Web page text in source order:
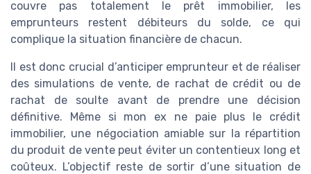
couvre pas totalement le prêt immobilier, les
emprunteurs restent débiteurs du solde, ce qui
complique la situation financière de chacun.
Il est donc crucial d’anticiper emprunteur et de réaliser
des simulations de vente, de rachat de crédit ou de
rachat de soulte avant de prendre une décision
définitive. Même si mon ex ne paie plus le crédit
immobilier, une négociation amiable sur la répartition
du produit de vente peut éviter un contentieux long et
coûteux. L’objectif reste de sortir d’une situation de